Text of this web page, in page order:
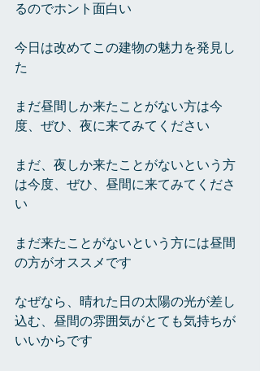
るのでホント面白い
今日は改めてこの建物の魅力を発見し
た
まだ昼間しか来たことがない方は今
度、ぜひ、夜に来てみてください
まだ、夜しか来たことがないという方
は今度、ぜひ、昼間に来てみてくださ
い
まだ来たことがないという方には昼間
の方がオススメです
なぜなら、晴れた日の太陽の光が差し
込む、昼間の雰囲気がとても気持ちが
いいからです